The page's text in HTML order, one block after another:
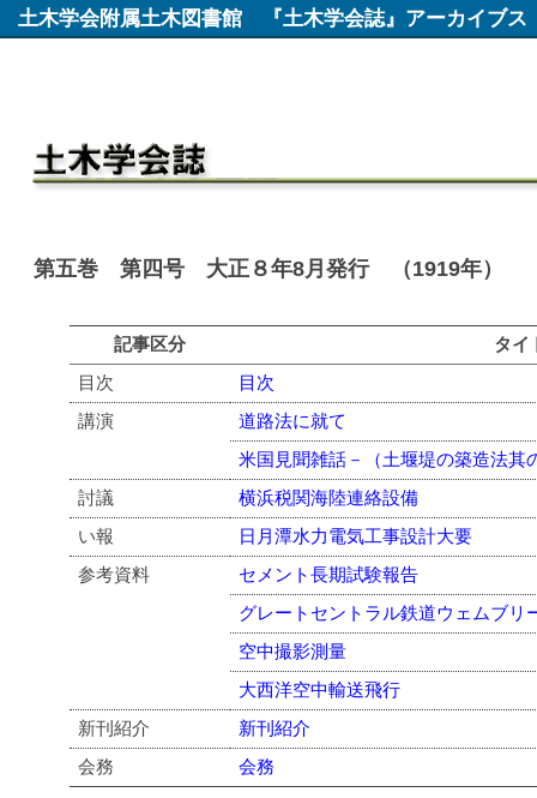
土木学会附属土木図書館 『土木学会誌』アーカイブス
第五巻 第四号 大正８年8月発行 （1919年）
記事区分
タイ
目次
目次
講演
道路法に就て
米国見聞雑話－（土堰堤の築造法其
討議
横浜税関海陸連絡設備
い報
日月潭水力電気工事設計大要
参考資料
セメント長期試験報告
グレートセントラル鉄道ウェムブリ
空中撮影測量
大西洋空中輸送飛行
新刊紹介
新刊紹介
会務
会務